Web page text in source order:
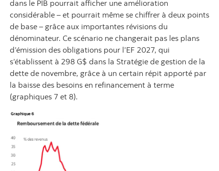
dans le PIB pourrait afficher une amélioration
considérable – et pourrait même se chiffrer à deux points
de base – grâce aux importantes révisions du
dénominateur. Ce scénario ne changerait pas les plans
d’émission des obligations pour l’EF 2027, qui
s’établissent à 298 G$ dans la Stratégie de gestion de la
dette de novembre, grâce à un certain répit apporté par
la baisse des besoins en refinancement à terme
(graphiques 7 et 8).